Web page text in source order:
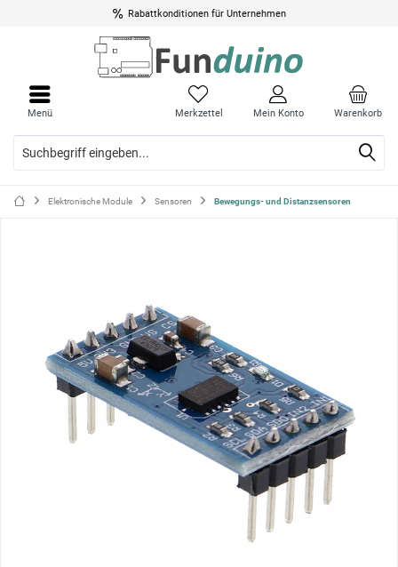
Rabattkonditionen für Unternehmen
Warenkorb
Merkzettel Mein Konto
Menü
Elektronische Module Sensoren Bewegungs- und Distanzsensoren